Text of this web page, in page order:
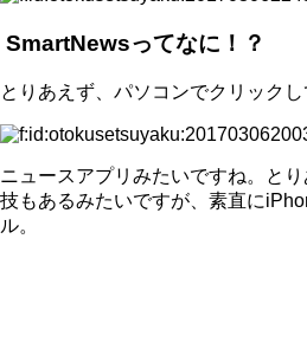
SmartNewsってなに！？
とりあえず、パソコンでクリックし
ニュースアプリみたいですね。と
技もあるみたいですが、素直に
ル。